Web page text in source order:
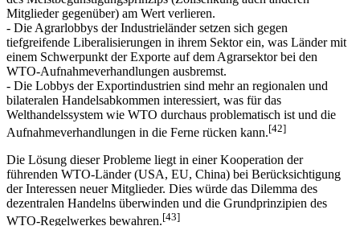
des Meistbegünstigungsprinzips (Zollsenkung auch anderen
Mitglieder gegenüber) am Wert verlieren.
- Die Agrarlobbys der Industrieländer setzen sich gegen
tiefgreifende Liberalisierungen in ihrem Sektor ein, was Länder mit
einem Schwerpunkt der Exporte auf dem Agrarsektor bei den
WTO-Aufnah­meverhandlungen ausbremst.
- Die Lobbys der Exportindustrien sind mehr an regionalen und
bilateralen Handelsabkommen interessiert, was für das
Welthandelssystem wie WTO durchaus problematisch ist und die
Die Lösung dieser Probleme liegt in einer Kooperation der
führenden WTO-Länder (USA, EU, China) bei Berücksichtigung
der Interessen neuer Mitglieder. Dies würde das Dilemma des
dezentralen Handelns überwinden und die Grundprinzipien des